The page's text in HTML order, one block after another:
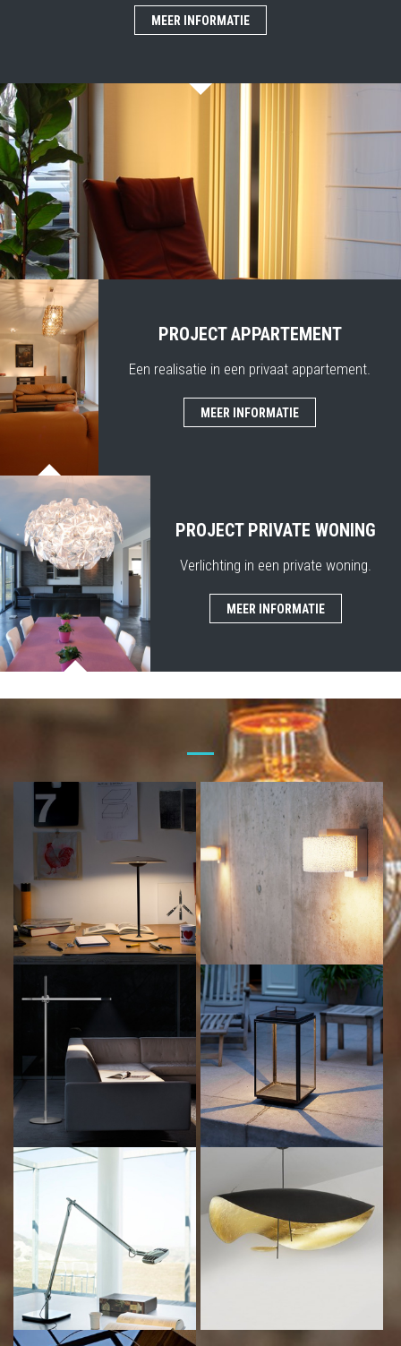
MEER INFORMATIE
PROJECT APPARTEMENT
Een realisatie in een privaat appartement.
MEER INFORMATIE
PROJECT PRIVATE WONING
Verlichting in een private woning.
MEER INFORMATIE